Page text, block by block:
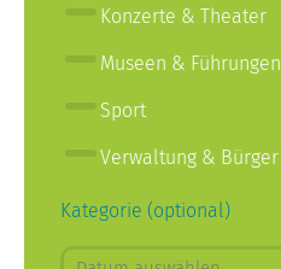
Konzerte & Theater
Museen & Führungen
Sport
Verwaltung & Bürger
Kategorie (optional)